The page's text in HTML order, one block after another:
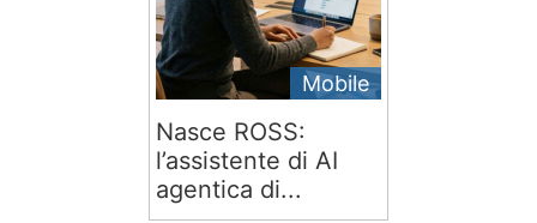
Mobile
Nasce ROSS:
l’assistente di AI
agentica di...